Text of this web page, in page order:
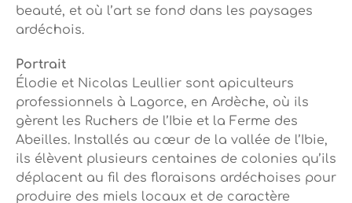
beauté, et où l’art se fond dans les paysages
ardéchois.
Portrait
Élodie et Nicolas Leullier sont apiculteurs
professionnels à Lagorce, en Ardèche, où ils
gèrent les Ruchers de l’Ibie et la Ferme des
Abeilles. Installés au cœur de la vallée de l’Ibie,
ils élèvent plusieurs centaines de colonies qu’ils
déplacent au fil des floraisons ardéchoises pour
produire des miels locaux et de caractère